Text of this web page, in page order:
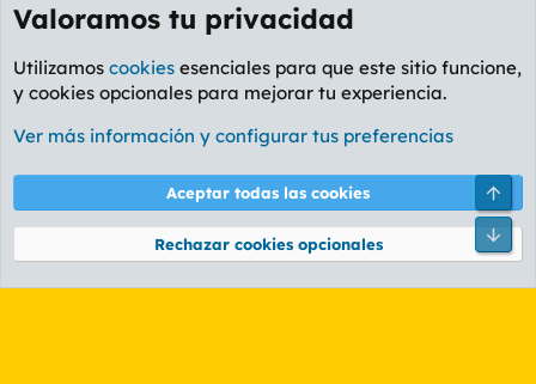
Foro Informática y Videojuegos
Cookies
PL OLDSTYLE AMARILLO
Términos y reglas Política de privacidad Ayuda
Community platform by XenForo® © 2010-2026 XenForo Ltd.
Valoramos tu privacidad
Utilizamos cookies esenciales para que este sitio funcione,
y cookies opcionales para mejorar tu experiencia.
Ver más información y configurar tus preferencias
Aceptar todas las cookies
Rechazar cookies opcionales
Pie